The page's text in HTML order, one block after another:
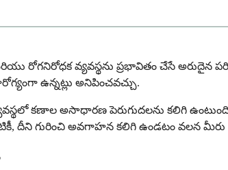
రోగనిరోధక వ్యవస్థను ప్రభావితం చేసే అరుదైన
ఉన్నట్లు అనిపించవచ్చు.
కణాల అసాధారణ పెరుగుదలను కలిగి
గురించి అవగాహన కలిగి ఉండటం వలన మీరు